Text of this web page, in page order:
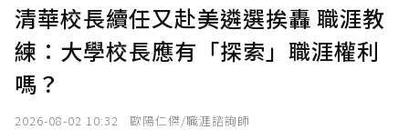
清華校長續任又赴美遴選挨轟 職涯教
練：大學校長應有「探索」職涯權利
嗎？
2026-08-02 10:32 歐陽仁傑/職涯諮詢師